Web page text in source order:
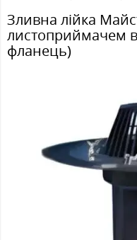
Зливна лійка
листоприймачем
фланець)